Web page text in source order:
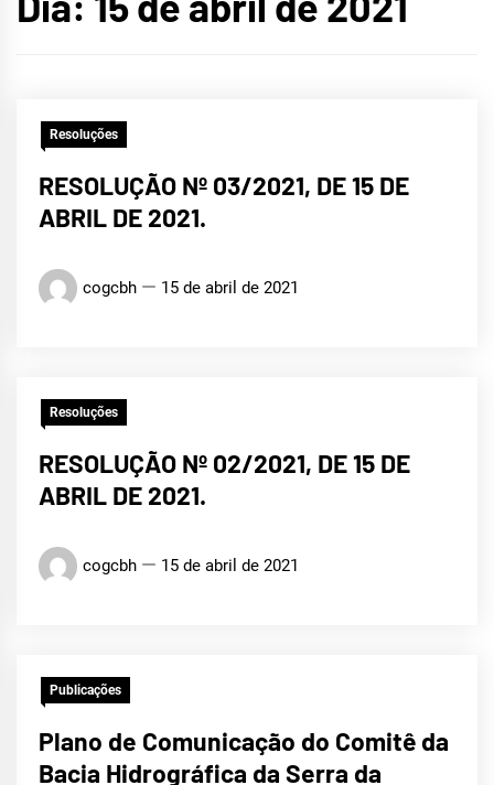
Resoluções
RESOLUÇÃO Nº 03/2021, DE 15 DE
ABRIL DE 2021.
cogcbh 15 de abril de 2021
Resoluções
RESOLUÇÃO Nº 02/2021, DE 15 DE
ABRIL DE 2021.
cogcbh 15 de abril de 2021
Publicações
Plano de Comunicação do Comitê da
Bacia Hidrográfica da Serra da